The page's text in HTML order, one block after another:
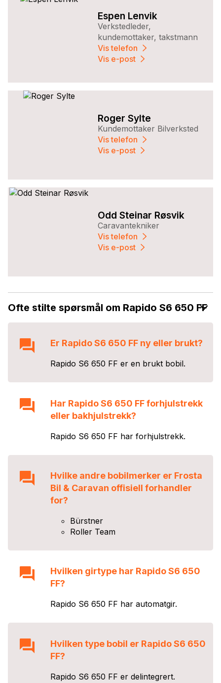
Espen Lenvik
Verkstedleder,
kundemottaker, takstmann
Vis telefon
Vis e-post
Roger Sylte
Kundemottaker Bilverksted
Vis telefon
Vis e-post
Odd Steinar Røsvik
Caravantekniker
Vis telefon
Vis e-post
Ofte stilte spørsmål om Rapido S6 650 FF
Er Rapido S6 650 FF ny eller brukt?
Rapido S6 650 FF er en brukt bobil.
Har Rapido S6 650 FFforhjulstrekk
eller bakhjulstrekk?
Rapido S6 650 FF har forhjulstrekk.
Hvilke andre bobilmerker er Frosta
Bil & Caravan offisiell forhandler
for?
Bürstner
Roller Team
Hvilken girtype har Rapido S6 650
FF?
Rapido S6 650 FF har automatgir.
Hvilken type bobil er Rapido S6 650
FF?
Rapido S6 650 FF er delintegrert.